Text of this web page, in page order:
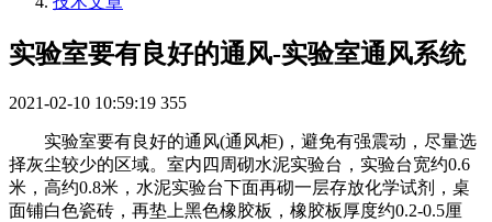
实验室要有良好的通风-实验室通风系统
2021-02-10 10:59:19 355
实验室要有良好的通风(通风柜)，避免有强震动，尽量选
择灰尘较少的区域。室内四周砌水泥实验台，实验台宽约0.6
米，高约0.8米，水泥实验台下面再砌一层存放化学试剂，桌
面铺白色瓷砖，再垫上黑色橡胶板，橡胶板厚度约0.2-0.5厘